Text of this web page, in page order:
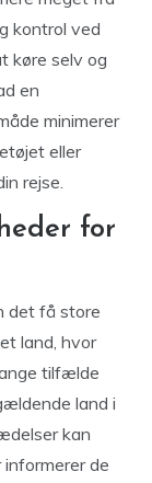
kontrol ved
køre selv og
en
minimerer
eller
rejse.
for
det få store
land, hvor
tilfælde
land i
kan
de